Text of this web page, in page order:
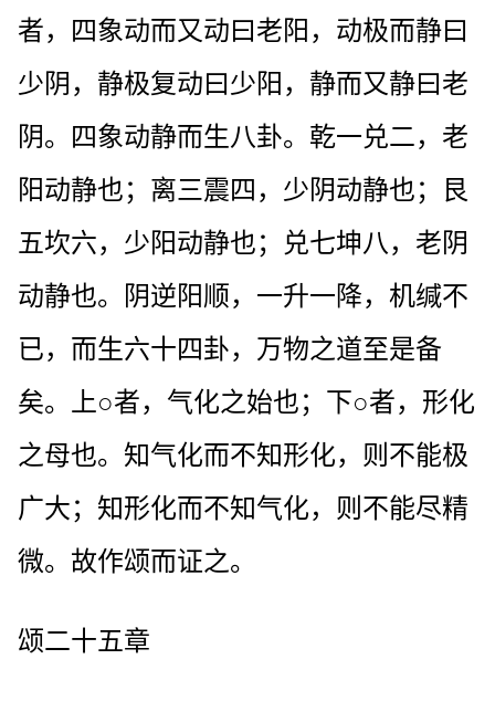
者，四象动而又动曰老阳，动极而静曰
少阴，静极复动曰少阳，静而又静曰老
阴。四象动静而生八卦。乾一兑二，老
阳动静也；离三震四，少阴动静也；艮
五坎六，少阳动静也；兑七坤八，老阴
动静也。阴逆阳顺，一升一降，机缄不
已，而生六十四卦，万物之道至是备
矣。上○者，气化之始也；下○者，形化
之母也。知气化而不知形化，则不能极
广大；知形化而不知气化，则不能尽精
微。故作颂而证之。
颂二十五章